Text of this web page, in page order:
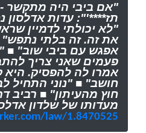
"אם ביבי היה מתקשר -
תז****'": עדות אדלסון
"לא יכולתי לדמיין
את זה. זה בלתי
אפגש עם ביבי שוב"
פעמים שאני צריך
אמרו לה להפסיק. היא
חושב" ■ "נוני התחיל
חוץ מהעיתון" ■ רביב
מעדותו של שלדון
law/1.8470525